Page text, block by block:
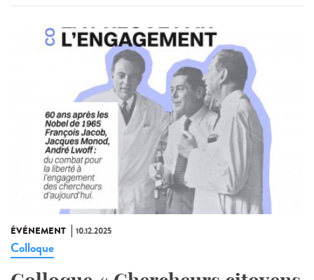
ÉVÉNEMENT 10.12.2025
Colloque